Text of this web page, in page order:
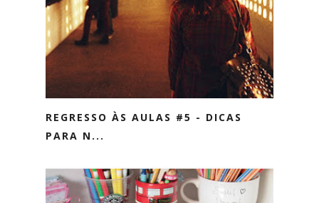
REGRESSO ÀS AULAS #5 - DICAS
PARA N...